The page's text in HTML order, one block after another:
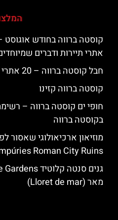
קוסטה ברווה בחודש אוגוסט
אתרי תיירות ודברים
חבל קוסטה ברווה – 20 אתרי התיירות שאסור לפספס
קוסטה ברווה קזינו
חופי ים קוסטה ברווה –
בקוסטה ברווה
מוזיאון ארכיאולוגי שאסור
Roman City Ruins
מאר (Lloret de mar)